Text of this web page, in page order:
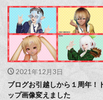
2021年12月3日
ブログお引越しから１周年！
ップ画像変えました